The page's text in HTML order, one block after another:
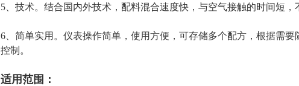
5、技术。结合国内外技术，配料混合速度快，与空气接触的时间短，
6、简单实用。仪表操作简单，使用方便，可存储多个配方，根据需
控制。
适用范围：